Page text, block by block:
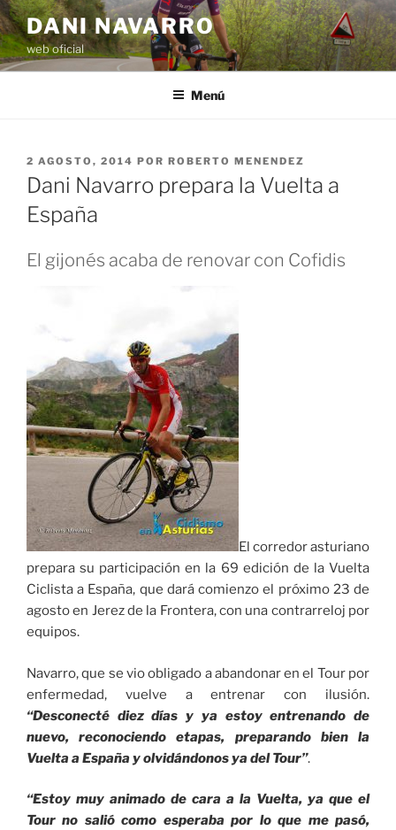
Saltar
al
contenido
DANI NAVARRO
web oficial
Menú
PUBLICADO
EL
2 AGOSTO, 2014 POR ROBERTO MENENDEZ
Dani Navarro prepara la Vuelta a
España
El gijonés acaba de renovar con Cofidis
El corredor asturiano
prepara su participación en la 69 edición de la Vuelta
Ciclista a España, que dará comienzo el próximo 23 de
agosto en Jerez de la Frontera, con una contrarreloj por
equipos.
Navarro, que se vio obligado a abandonar en el Tour por
enfermedad, vuelve a entrenar con ilusión.
“Desconecté diez días y ya estoy entrenando de
nuevo, reconociendo etapas, preparando bien la
Vuelta a España y olvidándonos ya del Tour”.
“Estoy muy animado de cara a la Vuelta, ya que el
Tour no salió como esperaba por lo que me pasó,